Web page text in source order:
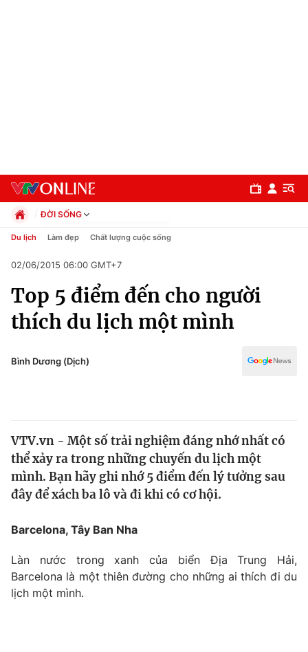
Chuyên mục
Chính trị
Thế giới
Tin tức
Thế giới đó đây
Câu chuyện quốc tế
Thị trường
Góc doanh nghiệp
Dữ liệu và đời sống
Truyền hình
ĐỜI SỐNG
Chính trị
Pháp luật
Kinh tế
Thể thao
Truyền hình
Y tế
Du lịch Làm đẹp Chất lượng cuộc sống
02/06/2015 06:00 GMT+7
Top 5 điểm đến cho người
thích du lịch một mình
Bình Dương (Dịch)
VTV.vn - Một số trải nghiệm đáng nhớ nhất có
thể xảy ra trong những chuyến du lịch một
mình. Bạn hãy ghi nhớ 5 điểm đến lý tưởng sau
đây để xách ba lô và đi khi có cơ hội.
Barcelona, ​​Tây Ban Nha
Làn nước trong xanh của biển Địa Trung Hải,
Barcelona là một thiên đường cho những ai thích đi du
lịch một mình.